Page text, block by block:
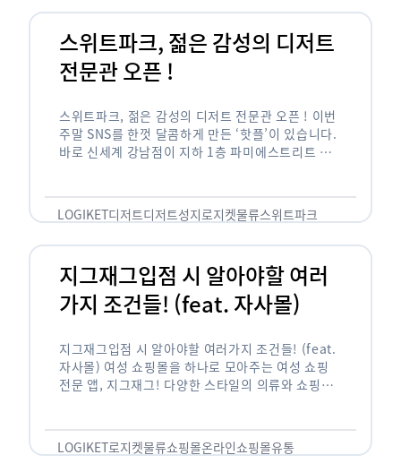
스위트파크, 젊은 감성의 디저트
전문관 오픈 !
스위트파크, 젊은 감성의 디저트 전문관 오픈 ! 이번
주말 SNS를 한껏 달콤하게 만든 ‘핫플’이 있습니다.
바로 신세계 강남점이 지하 1층 파미에스트리트 분
LOGIKET디저트디저트성지로지켓물류스위트파크
지그재그입점 시 알아야할 여러
가지 조건들! (feat. 자사몰)
지그재그입점 시 알아야할 여러가지 조건들! (feat.
자사몰) 여성 쇼핑몰을 하나로 모아주는 여성 쇼핑
전문 앱, 지그재그! 다양한 스타일의 의류와 쇼핑몰
LOGIKET로지켓물류쇼핑몰온라인쇼핑몰유통